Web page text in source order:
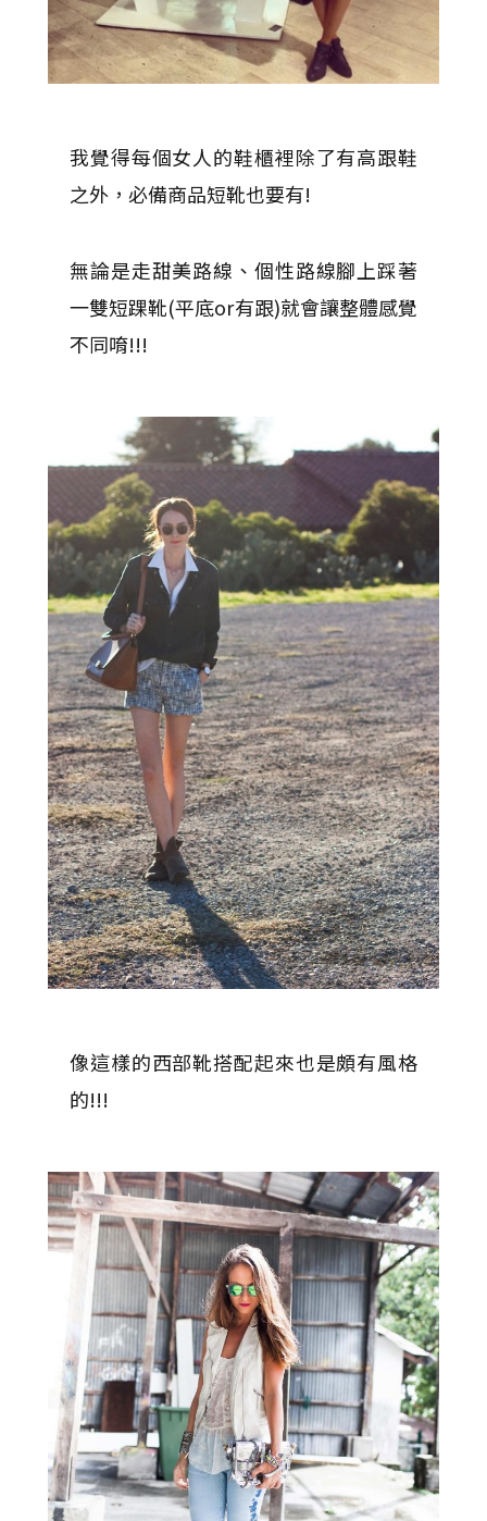
我覺得每個女人的鞋櫃裡除了有高跟鞋
之外，必備商品短靴也要有!
無論是走甜美路線、個性路線腳上踩著
一雙短踝靴(平底or有跟)就會讓整體感覺
不同唷!!!
像這樣的西部靴搭配起來也是頗有風格
的!!!